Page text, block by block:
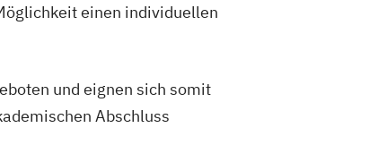
einen individuellen
und eignen sich somit
Abschluss